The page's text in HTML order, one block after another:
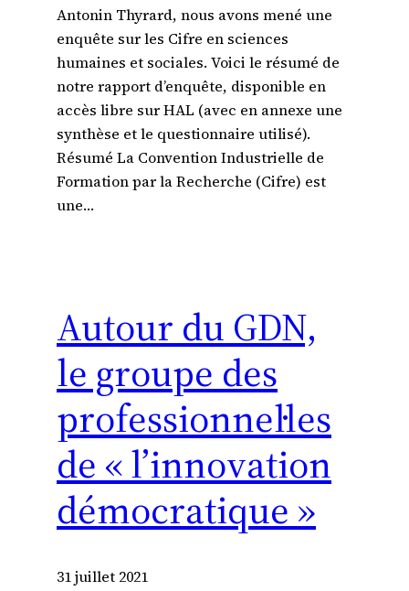
Antonin Thyrard, nous avons mené une
enquête sur les Cifre en sciences
humaines et sociales. Voici le résumé de
notre rapport d’enquête, disponible en
accès libre sur HAL (avec en annexe une
synthèse et le questionnaire utilisé).
Résumé La Convention Industrielle de
Formation par la Recherche (Cifre) est
une…
Autour du GDN,
le groupe des
professionnel·les
de « l’innovation
démocratique »
31 juillet 2021